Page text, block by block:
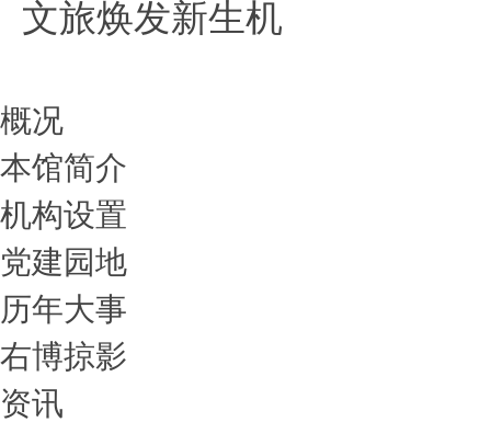
文旅焕发新生机
概况
本馆简介
机构设置
党建园地
历年大事
右博掠影
资讯